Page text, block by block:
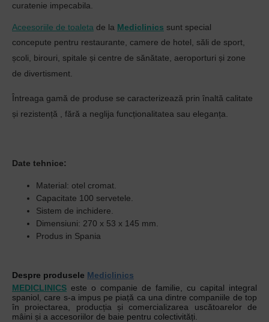
curatenie impecabila.
Aceesoriile de toaleta de la Mediclinics sunt special
concepute pentru restaurante, camere de hotel, săli de sport,
școli, birouri, spitale și centre de sănătate, aeroporturi și zone
de divertisment.
Întreaga gamă de produse se caracterizează prin înaltă calitate
și rezistență
, fără a neglija funcționalitatea sau eleganța.
Date tehnice:
Material: otel cromat.
Capacitate 100 servetele.
Sistem de inchidere.
Dimensiuni: 270 x 53 x 145 mm.
Produs in Spania
Despre produsele Mediclinics
MEDICLINICS este o companie de familie, cu capital integral
spaniol, care s-a impus pe piață ca una dintre companiile de top
în proiectarea, producția și comercializarea uscătoarelor de
mâini și a accesoriilor de baie pentru colectivități.